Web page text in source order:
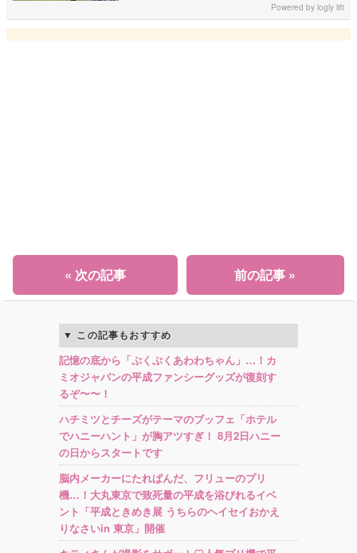
Powered bylogly lift
前の記事 »
« 次の記事
この記事もおすすめ
記憶の底から「ぷくぷくあわわちゃん」…！カ
ミオジャパンの平成ファンシーグッズが復刻す
るぞ〜〜！
ハチミツとチーズがテーマのブッフェ「ホテル
でハニーハント」が胸アツすぎ！ 8月2日ハニー
の日からスタートです
脳内メーカーにたれぱんだ、フリューのプリ
機…！大丸東京で致死量の平成を浴びれるイベ
ント「平成ときめき展 うちらのヘイセイおかえ
りなさいin 東京」開催